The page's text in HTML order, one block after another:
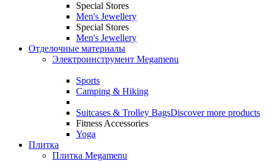
Special Stores
Men's Jewellery
Special Stores
Men's Jewellery
Отделочные материалы
Электроинструмент Megamenu
Sports
Camping & Hiking
Suitcases & Trolley BagsDiscover more products
Fitness Accessories
Yoga
Плитка
Плитка Megamenu